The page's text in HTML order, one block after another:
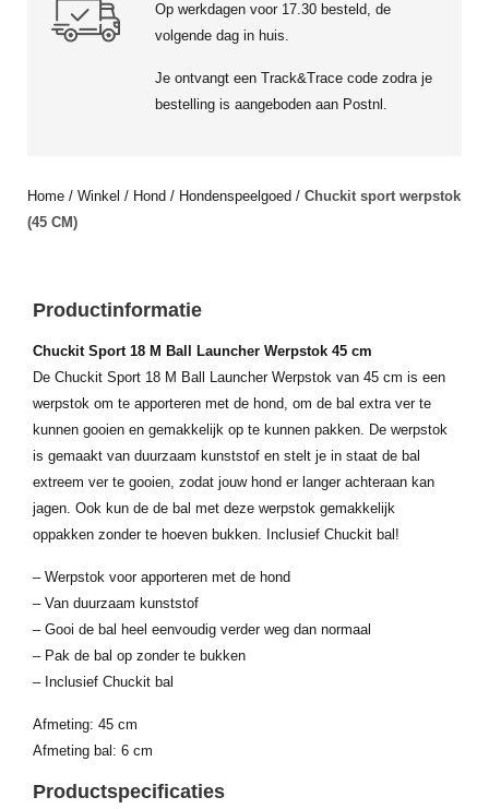
Op werkdagen voor 17.30 besteld, de
volgende dag in huis.
Je ontvangt een Track&Trace code zodra je
bestelling is aangeboden aan Postnl.
Home / Winkel / Hond / Hondenspeelgoed / Chuckit sport werpstok
(45 CM)
Productinformatie
Chuckit Sport 18 M Ball Launcher Werpstok 45 cm
De Chuckit Sport 18 M Ball Launcher Werpstok van 45 cm is een
werpstok om te apporteren met de hond, om de bal extra ver te
kunnen gooien en gemakkelijk op te kunnen pakken. De werpstok
is gemaakt van duurzaam kunststof en stelt je in staat de bal
extreem ver te gooien, zodat jouw hond er langer achteraan kan
jagen. Ook kun de de bal met deze werpstok gemakkelijk
oppakken zonder te hoeven bukken. Inclusief Chuckit bal!
– Werpstok voor apporteren met de hond
– Van duurzaam kunststof
– Gooi de bal heel eenvoudig verder weg dan normaal
– Pak de bal op zonder te bukken
– Inclusief Chuckit bal
Afmeting: 45 cm
Afmeting bal: 6 cm
Productspecificaties